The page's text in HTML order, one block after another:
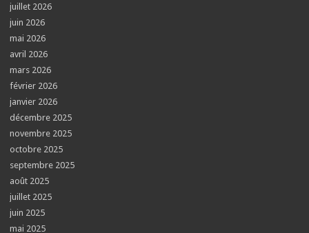
juillet 2026
juin 2026
mai 2026
avril 2026
mars 2026
février 2026
janvier 2026
décembre 2025
novembre 2025
octobre 2025
septembre 2025
août 2025
juillet 2025
juin 2025
mai 2025